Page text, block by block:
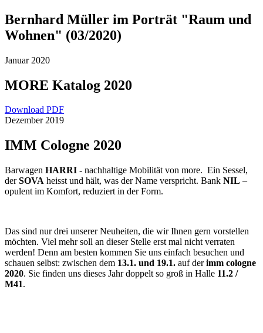
Bernhard Müller im Porträt "Raum und
Wohnen" (03/2020)
Januar 2020
MORE Katalog 2020
Download PDF
Dezember 2019
IMM Cologne 2020
Barwagen HARRI - nachhaltige Mobilität von more. Ein Sessel,
derSOVA heisst und hält, was der Name verspricht. Bank NIL –
opulent im Komfort, reduziert in der Form.
Das sind nur drei unserer Neuheiten, die wir Ihnen gern vorstellen
möchten. Viel mehr soll an dieser Stelle erst mal nicht verraten
werden! Denn am besten kommen Sie uns einfach besuchen und
schauen selbst: zwischen dem 13.1. und 19.1. auf derimm cologne
2020. Sie finden uns dieses Jahr doppelt so groß in Halle 11.2 /
M41.